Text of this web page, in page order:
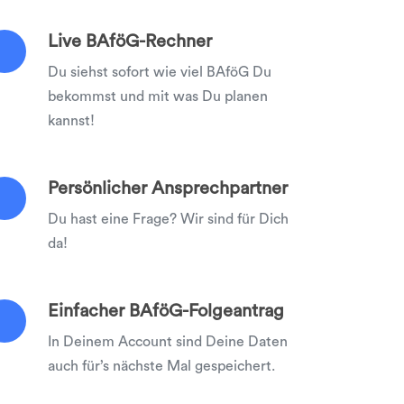
Live BAföG-Rechner
Du siehst sofort wie viel BAföG Du
bekommst und mit was Du planen
kannst!
Persönlicher Ansprechpartner
Du hast eine Frage? Wir sind für Dich
da!
Einfacher BAföG-Folgeantrag
In Deinem Account sind Deine Daten
auch für’s nächste Mal gespeichert.